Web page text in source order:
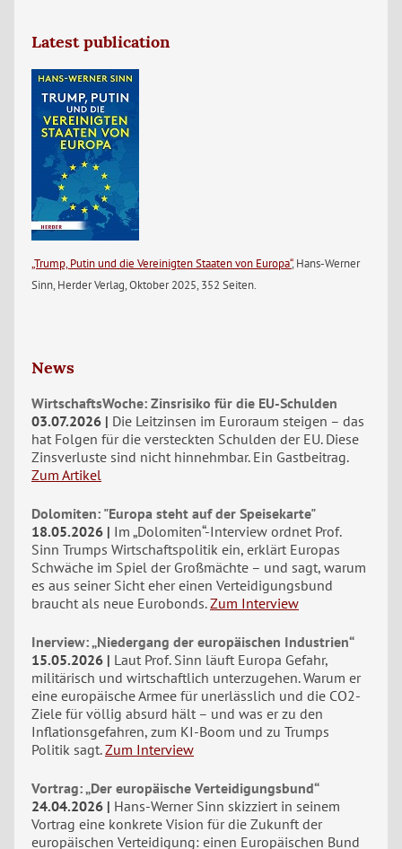
Latest publication
„Trump, Putin und die Vereinigten Staaten von Europa“, Hans-Werner
Sinn, Herder Verlag, Oktober 2025, 352 Seiten.
News
WirtschaftsWoche: Zinsrisiko für die EU-Schulden
03.07.2026
Die Leitzinsen im Euroraum steigen – das
hat Folgen für die versteckten Schulden der EU. Diese
Zinsverluste sind nicht hinnehmbar. Ein Gastbeitrag.
Zum Artikel
Dolomiten: "Europa steht auf der Speisekarte"
18.05.2026
Im „Dolomiten“-Interview ordnet Prof.
Sinn Trumps Wirtschaftspolitik ein, erklärt Europas
Schwäche im Spiel der Großmächte – und sagt, warum
es aus seiner Sicht eher einen Verteidigungsbund
braucht als neue Eurobonds. Zum Interview
Inerview: „Niedergang der europäischen Industrien“
15.05.2026
Laut Prof. Sinn läuft Europa Gefahr,
militärisch und wirtschaftlich unterzugehen. Warum er
eine europäische Armee für unerlässlich und die CO2-
Ziele für völlig absurd hält – und was er zu den
Inflationsgefahren, zum KI-Boom und zu Trumps
Politik sagt. Zum Interview
Vortrag: „Der europäische Verteidigungsbund“
24.04.2026
Hans-Werner Sinn skizziert in seinem
Vortrag eine konkrete Vision für die Zukunft der
europäischen Verteidigung: einen Europäischen Bund